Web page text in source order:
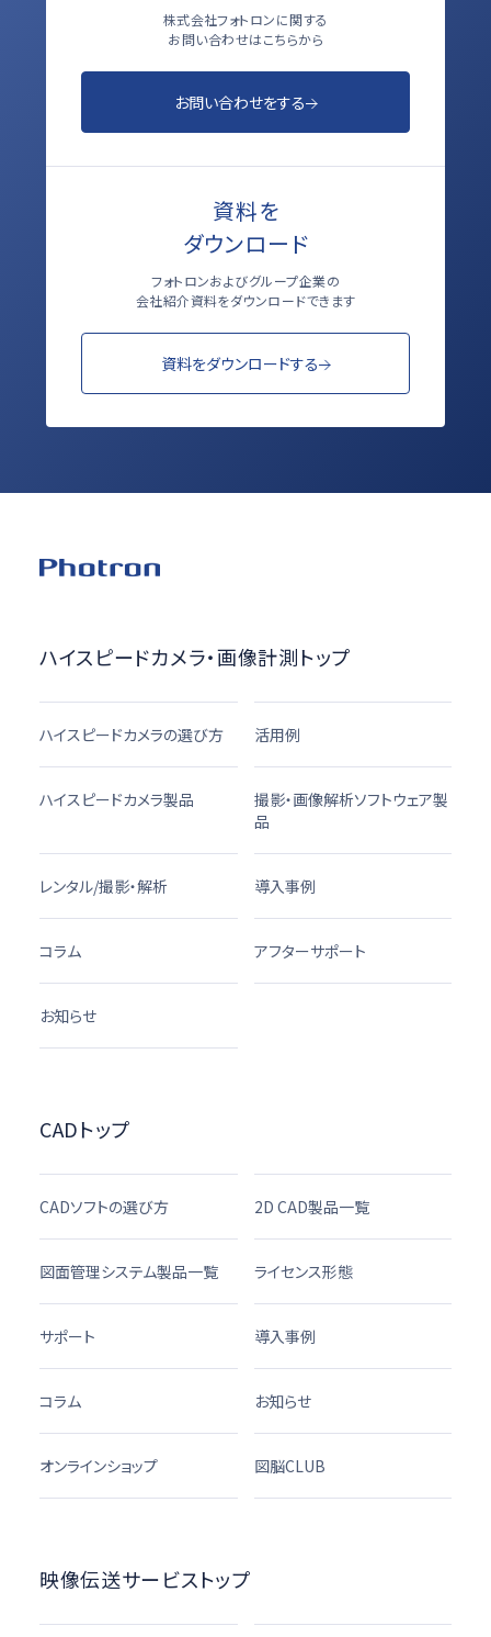
株式会社フォトロンに関する
お問い合わせはこちらから
お問い合わせをする
資料を
ダウンロード
フォトロンおよびグループ企業の
会社紹介資料をダウンロードできます
資料をダウンロードする
ハイスピードカメラ・画像計測トップ
ハイスピードカメラの選び方 活用例
ハイスピードカメラ製品
撮影・画像解析ソフトウェア製
品
レンタル/撮影・解析 導入事例
コラム アフターサポート
お知らせ
CADトップ
CADソフトの選び方 2D CAD製品一覧
図面管理システム製品一覧 ライセンス形態
サポート 導入事例
コラム お知らせ
オンラインショップ 図脳CLUB
映像伝送サービストップ